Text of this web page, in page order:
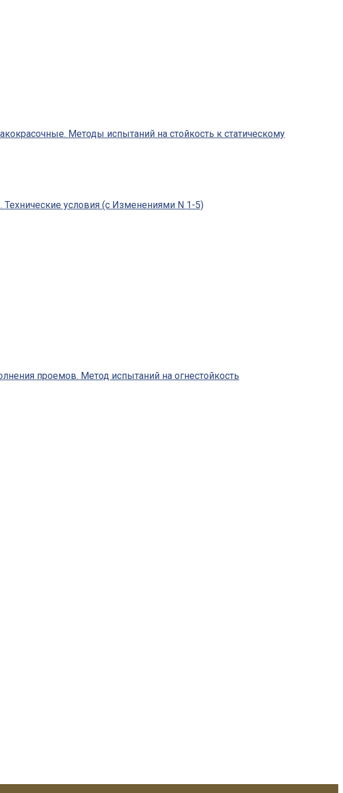
Методы испытаний на стойкость к статическому
условия (с Изменениями N 1-5)
проемов. Метод испытаний на огнестойкость